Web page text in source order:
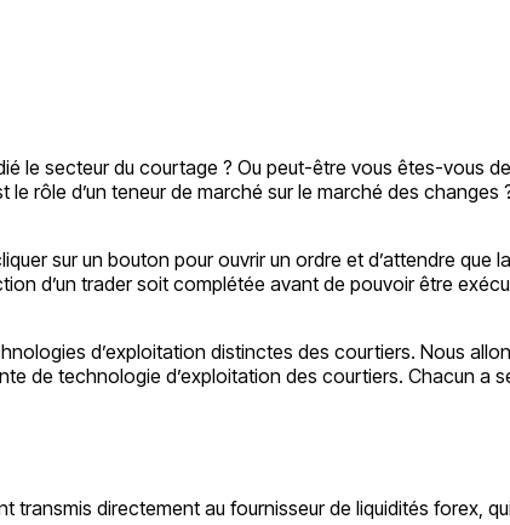
secteur du courtage ? Ou peut-être vous êtes-vous
rôle d’un teneur de marché sur le marché des
sur un bouton pour ouvrir un ordre et d’attendre que
d’un trader soit complétée avant de pouvoir être
d’exploitation distinctes des courtiers. Nous
de technologie d’exploitation des courtiers. Chacun a
directement au fournisseur de liquidités forex,